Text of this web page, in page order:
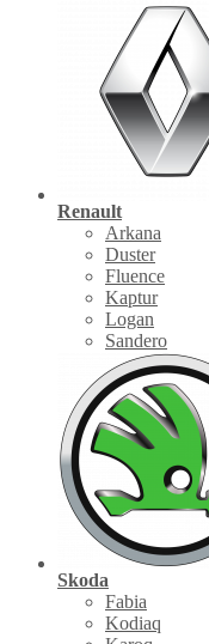
Renault
Arkana
Duster
Fluence
Kaptur
Logan
Sandero
Skoda
Fabia
Kodiaq